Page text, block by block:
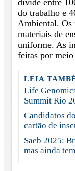
divide entre
do trabalho e
Ambiental. Os
materiais de
uniforme. As
feitas por meio
LEIA
Life
Summit Rio
Candidatos
cartão de
Saeb 2025:
mas ainda